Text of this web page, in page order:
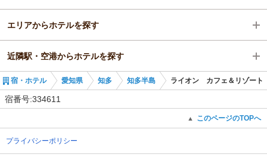
愛知県
知多
知多半島
エリアからホテルを探す
愛知県
知多
近隣駅・空港からホテルを探す
野間駅
宿・ホテル 愛知県 知多 知多半島 ライオン カフェ＆リゾート
宿番号:334611
▲ このページのTOPへ
プライバシーポリシー